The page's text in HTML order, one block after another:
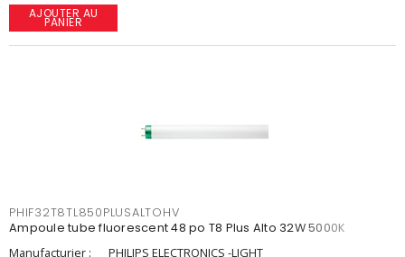
AJOUTER AU
PANIER
PHIF32T8TL850PLUSALTOHV
Ampoule tube fluorescent 48 po T8 Plus Alto 32W 5000K
Manufacturier :
PHILIPS ELECTRONICS -LIGHT